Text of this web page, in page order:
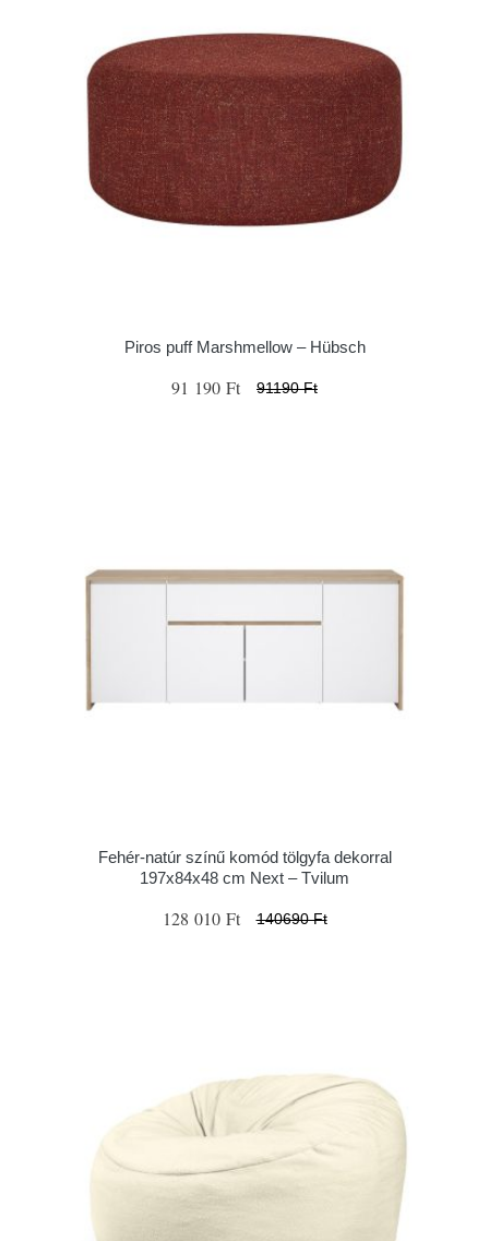
Piros puff Marshmellow – Hübsch
91 190 Ft 91190 Ft
Fehér-natúr színű komód tölgyfa dekorral
197x84x48 cm Next – Tvilum
128 010 Ft 140690 Ft